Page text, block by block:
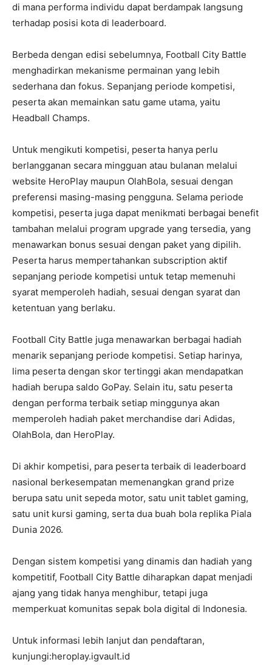
di mana performa individu dapat berdampak langsung
terhadap posisi kota di leaderboard.
Berbeda dengan edisi sebelumnya, Football City Battle
menghadirkan mekanisme permainan yang lebih
sederhana dan fokus. Sepanjang periode kompetisi,
peserta akan memainkan satu game utama, yaitu
Headball Champs.
Untuk mengikuti kompetisi, peserta hanya perlu
berlangganan secara mingguan atau bulanan melalui
website HeroPlay maupun OlahBola, sesuai dengan
preferensi masing-masing pengguna. Selama periode
kompetisi, peserta juga dapat menikmati berbagai benefit
tambahan melalui program upgrade yang tersedia, yang
menawarkan bonus sesuai dengan paket yang dipilih.
Peserta harus mempertahankan subscription aktif
sepanjang periode kompetisi untuk tetap memenuhi
syarat memperoleh hadiah, sesuai dengan syarat dan
ketentuan yang berlaku.
Football City Battle juga menawarkan berbagai hadiah
menarik sepanjang periode kompetisi. Setiap harinya,
lima peserta dengan skor tertinggi akan mendapatkan
hadiah berupa saldo GoPay. Selain itu, satu peserta
dengan performa terbaik setiap minggunya akan
memperoleh hadiah paket merchandise dari Adidas,
OlahBola, dan HeroPlay.
Di akhir kompetisi, para peserta terbaik di leaderboard
nasional berkesempatan memenangkan grand prize
berupa satu unit sepeda motor, satu unit tablet gaming,
satu unit kursi gaming, serta dua buah bola replika Piala
Dunia 2026.
Dengan sistem kompetisi yang dinamis dan hadiah yang
kompetitif, Football City Battle diharapkan dapat menjadi
ajang yang tidak hanya menghibur, tetapi juga
memperkuat komunitas sepak bola digital di Indonesia.
Untuk informasi lebih lanjut dan pendaftaran,
kunjungi:heroplay.igvault.id